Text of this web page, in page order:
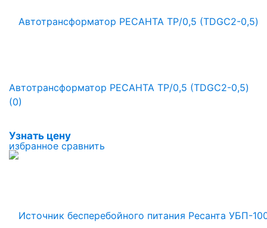
избранное сравнить
Автотрансформатор РЕСАНТА ТР/0,5 (TDGC2-0,5)
(0)
Узнать цену